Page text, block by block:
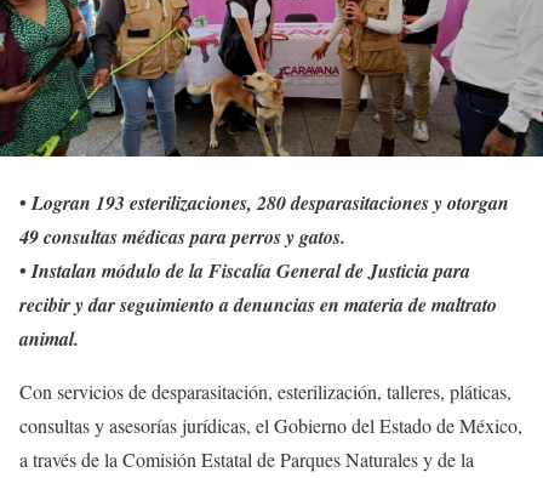
•Logran 193 esterilizaciones, 280 desparasitaciones y otorgan
49 consultas médicas para perros y gatos.
•Instalan módulo de la Fiscalía General de Justicia para
recibir y dar seguimiento a denuncias en materia de maltrato
animal.
Con servicios de desparasitación, esterilización, talleres, pláticas,
consultas y asesorías jurídicas, el Gobierno del Estado de México,
a través de la Comisión Estatal de Parques Naturales y de la